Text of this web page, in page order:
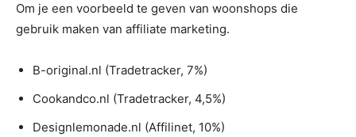
Om je een voorbeeld te geven van woonshops die
gebruik maken van affiliate marketing.
B-original.nl (Tradetracker, 7%)
Cookandco.nl (Tradetracker, 4,5%)
Designlemonade.nl (Affilinet, 10%)